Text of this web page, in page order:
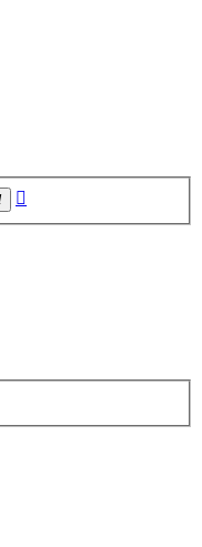
Hľadať